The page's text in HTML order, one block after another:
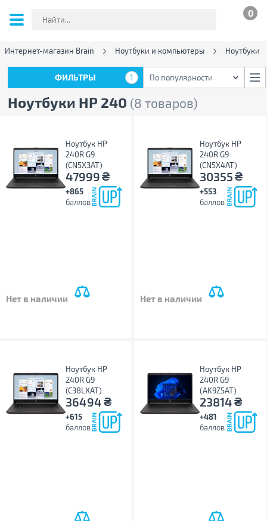
0
Интернет-магазин Brain Ноутбуки и компьютеры Ноутбуки
Ноутбуки HP 240 (8 товаров)
ФИЛЬТРЫ 1 По популярности
Ноутбук HP
240R G9
(CN5X3AT)
47999₴
+865
баллов
Нет в наличии
Ноутбук HP
240R G9
(CN5X4AT)
30355₴
+553
баллов
Нет в наличии
Ноутбук HP
240R G9
(C38LXAT)
36494₴
+615
баллов
Ноутбук HP
240R G9
(AK9Z5AT)
23814₴
+481
баллов
ФИЛЬТРЫ 1 По популярности